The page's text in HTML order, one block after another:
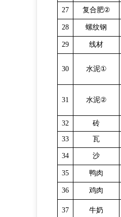
27 复合肥②
28 螺纹钢
29 线材
30 水泥①
31 水泥②
32 砖
33 瓦
34 沙
35 鸭肉
36 鸡肉
37 牛奶